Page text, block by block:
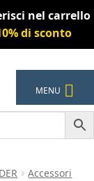
nel carrello
di sconto
MENU
Accessori